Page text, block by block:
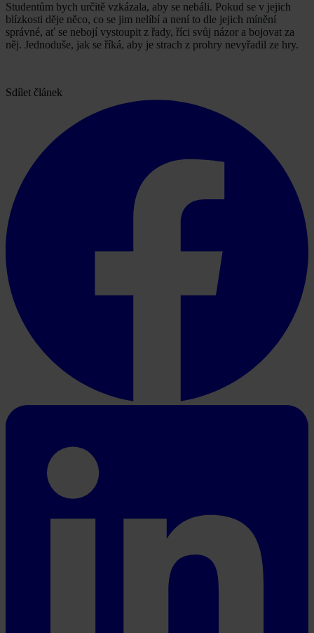
Studentům bych určitě vzkázala, aby se nebáli. Pokud se v jejich
blízkosti děje něco, co se jim nelíbí a není to dle jejich mínění
správné, ať se nebojí vystoupit z řady, říci svůj názor a bojovat za
něj. Jednoduše, jak se říká, aby je strach z prohry nevyřadil ze hry.
Sdílet článek